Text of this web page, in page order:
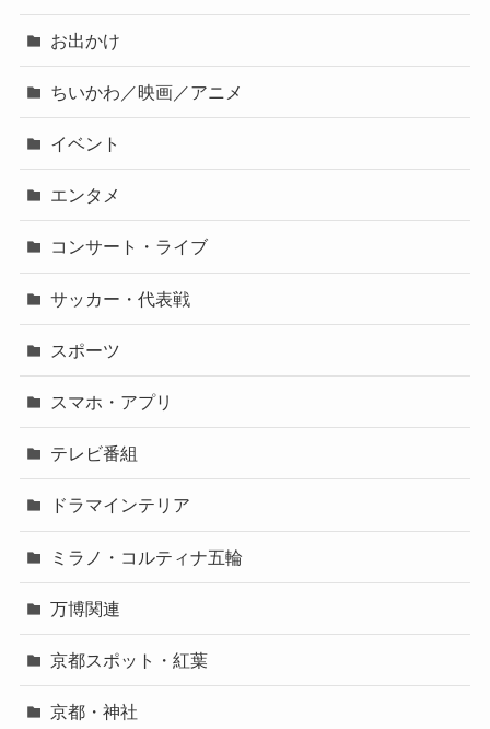
お出かけ
ちいかわ／映画／アニメ
イベント
エンタメ
コンサート・ライブ
サッカー・代表戦
スポーツ
スマホ・アプリ
テレビ番組
ドラマインテリア
ミラノ・コルティナ五輪
万博関連
京都スポット・紅葉
京都・神社